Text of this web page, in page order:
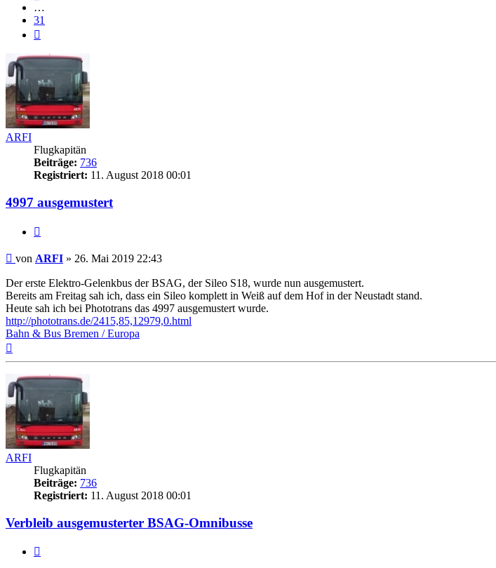
…
31
ARFI
Flugkapitän
Beiträge: 736
Registriert: 11. August 2018 00:01
4997 ausgemustert
Ungelesener
von ARFI » 26. Mai 2019 22:43
Der erste Elektro-Gelenkbus der BSAG, der Sileo S18, wurde nun ausgemustert.
Bereits am Freitag sah ich, dass ein Sileo komplett in Weiß auf dem Hof in der Neustadt stand.
Heute sah ich bei Phototrans das 4997 ausgemustert wurde.
http://phototrans.de/2415,85,12979,0.html
Bahn & Bus Bremen / Europa
ARFI
Flugkapitän
Beiträge: 736
Registriert: 11. August 2018 00:01
Verbleib ausgemusterter BSAG-Omnibusse